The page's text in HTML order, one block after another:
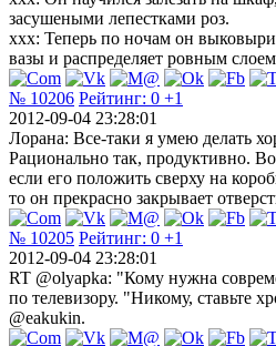
засушеными лепестками роз.
xxx: Теперь по ночам он
вазы и распределяет ровным
№ 10206 Рейтинг: 0 +1
2012-09-04 23:28:01
Лорана: Все-таки я умею делать
Рационально так, продуктивно.
если его положить сверху на
то он прекрасно закрывает
№ 10205 Рейтинг: 0 +1
2012-09-04 23:28:01
RT @olyapka: "Кому нужна
по телевизору. "Никому, ставьте
@eakukin.